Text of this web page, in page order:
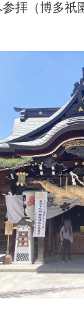
拝（博多祇